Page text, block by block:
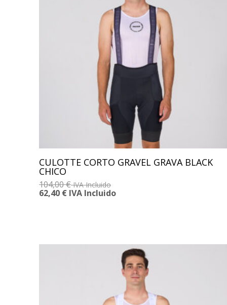
CULOTTE CORTO GRAVEL GRAVA BLACK
CHICO
104,00€ IVA Incluido
62,40 € IVA Incluido